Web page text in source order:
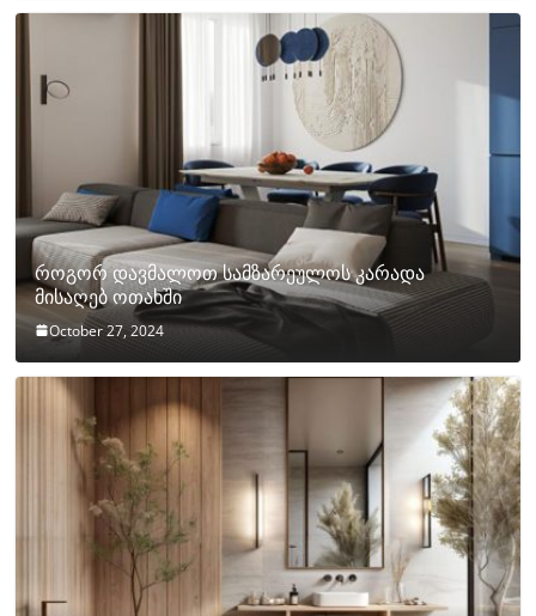
როგორ დავმალოთ სამზარეულოს კარადა
მისაღებ ოთახში
October 27, 2024